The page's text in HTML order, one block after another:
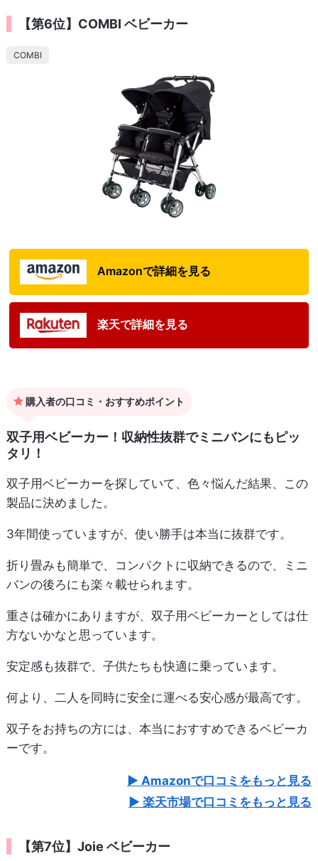
【第6位】COMBI ベビーカー
COMBI
Amazonで詳細を見る
楽天で詳細を見る
購入者の口コミ・おすすめポイント
双子用ベビーカー！収納性抜群でミニバンにもピッ
タリ！
双子用ベビーカーを探していて、色々悩んだ結果、この
製品に決めました。
3年間使っていますが、使い勝手は本当に抜群です。
折り畳みも簡単で、コンパクトに収納できるので、ミニ
バンの後ろにも楽々載せられます。
重さは確かにありますが、双子用ベビーカーとしては仕
方ないかなと思っています。
安定感も抜群で、子供たちも快適に乗っています。
何より、二人を同時に安全に運べる安心感が最高です。
双子をお持ちの方には、本当におすすめできるベビーカ
ーです。
Amazonで口コミをもっと見る
楽天市場で口コミをもっと見る
【第7位】Joie ベビーカー